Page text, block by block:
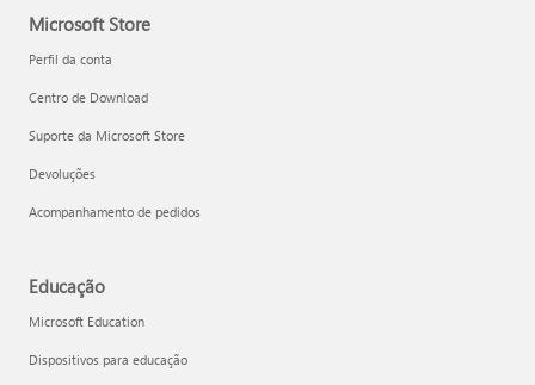
Microsoft Store
Perfil da conta
Centro de Download
Suporte da Microsoft Store
Devoluções
Acompanhamento de pedidos
Educação
Microsoft Education
Dispositivos para educação